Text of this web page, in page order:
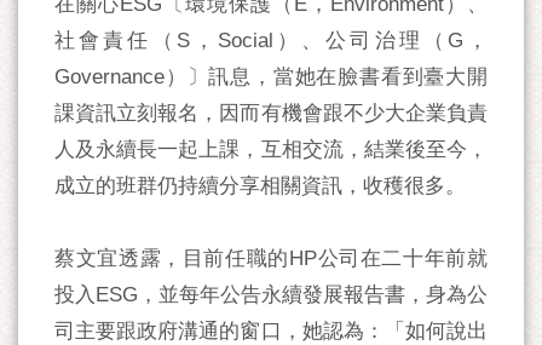
社會責任（S，Social）、公司治理（G，
Governance）〕訊息，當她在臉書看到臺大開
課資訊立刻報名，因而有機會跟不少大企業負責
人及永續長一起上課，互相交流，結業後至今，
成立的班群仍持續分享相關資訊，收穫很多。
蔡文宜透露，目前任職的HP公司在二十年前就
投入ESG，並每年公告永續發展報告書，身為公
司主要跟政府溝通的窗口，她認為：「如何說出